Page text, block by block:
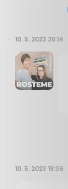
10. 5. 2023 20:14
10. 5. 2023 19:36